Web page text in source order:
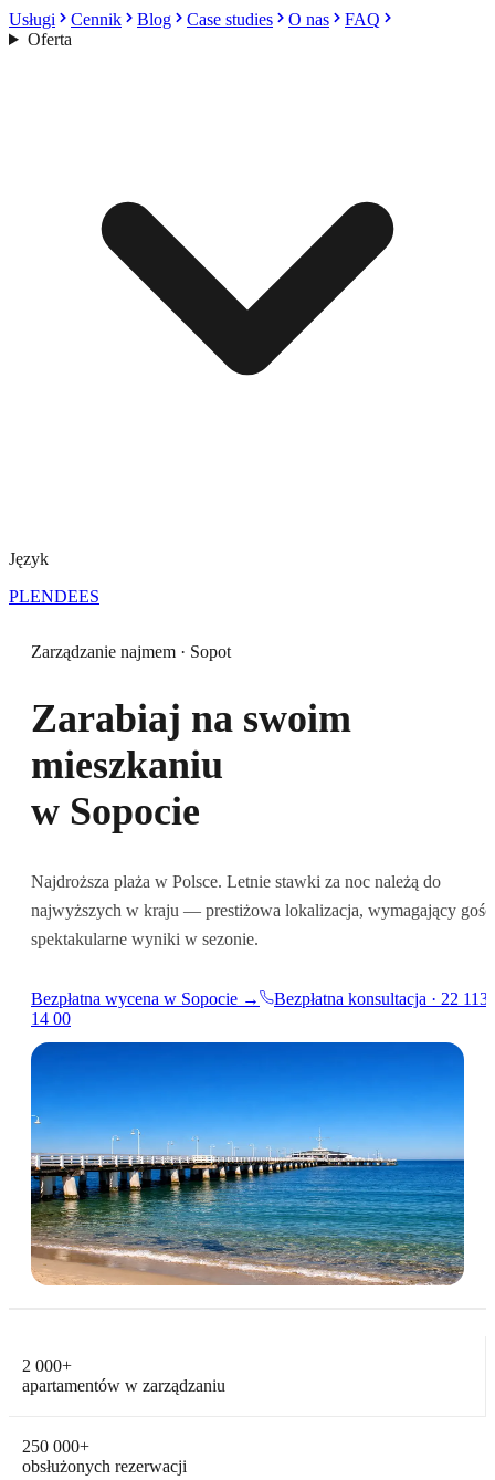
Usługi
Cennik Blog Case studies O nas
FAQ
Oferta
Język
PLENDEES
Zarządzanie najmem · Sopot
Zarabiaj na swoim
mieszkaniu
w Sopocie
Najdroższa plaża w Polsce. Letnie stawki za noc należą do
najwyższych w kraju — prestiżowa lokalizacja, wymagający
spektakularne wyniki w sezonie.
Bezpłatna wycena w Sopocie →
Bezpłatna konsultacja · 22 113
14 00
2 000+
apartamentów w zarządzaniu
250 000+
obsłużonych rezerwacji